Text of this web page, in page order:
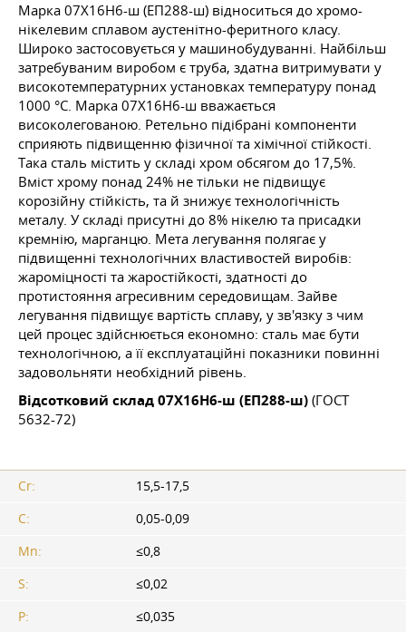
Марка 07Х16Н6-ш (ЕП288-ш) відноситься до хромо-
нікелевим сплавом аустенітно-феритного класу.
Широко застосовується у машинобудуванні. Найбільш
затребуваним виробом є труба, здатна витримувати у
високотемпературних установках температуру понад
1000 °C. Марка 07Х16Н6-ш вважається
високолегованою. Ретельно підібрані компоненти
сприяють підвищенню фізичної та хімічної стійкості.
Така сталь містить у складі хром обсягом до 17,5%.
Вміст хрому понад 24% не тільки не підвищує
корозійну стійкість, та й знижує технологічність
металу. У складі присутні до 8% нікелю та присадки
кремнію, марганцю. Мета легування полягає у
підвищенні технологічних властивостей виробів:
жароміцності та жаростійкості, здатності до
протистояння агресивним середовищам. Зайве
легування підвищує вартість сплаву, у зв'язку з чим
цей процес здійснюється економно: сталь має бути
технологічною, а її експлуатаційні показники повинні
задовольняти необхідний рівень.
Відсотковий склад 07Х16Н6-ш (ЕП288-ш) (ГОСТ
5632-72)
Cr:
15,5-17,5
C:
0,05-0,09
Mn:
≤0,8
S:
≤0,02
P:
≤0,035